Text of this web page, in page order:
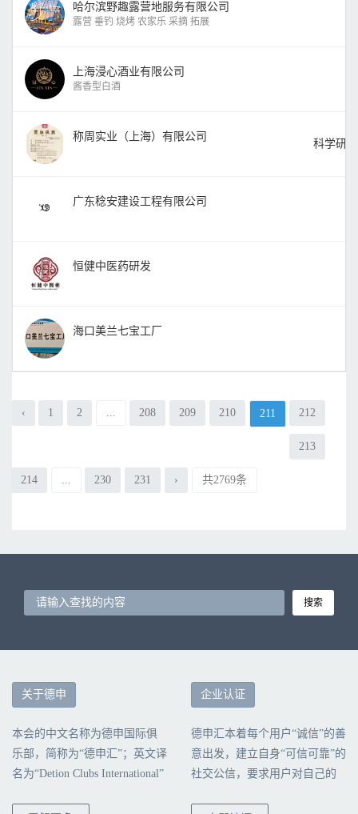
哈尔滨野趣露营地服务有限公司
露营 垂钓 烧烤 农家乐 采摘 拓展
上海浸心酒业有限公司
酱香型白酒
称周实业（上海）有限公司
科学研
广东稔安建设工程有限公司
恒健中医药研发
海口美兰七宝工厂
‹ 1 2 ... 208 209 210 211 212
213
214 ... 230 231 › 共2769条
搜索
关于德申
本会的中文名称为德申国际俱
乐部，简称为“德申汇”；英文译
名为“Detion Clubs International”
企业认证
德申汇本着每个用户“诚信”的善
意出发，建立自身“可信可靠”的
社交公信，要求用户对自己的